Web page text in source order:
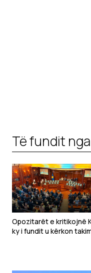
Të fundit
Opozitarët e kritikojnë
ky i fundit u kërkon